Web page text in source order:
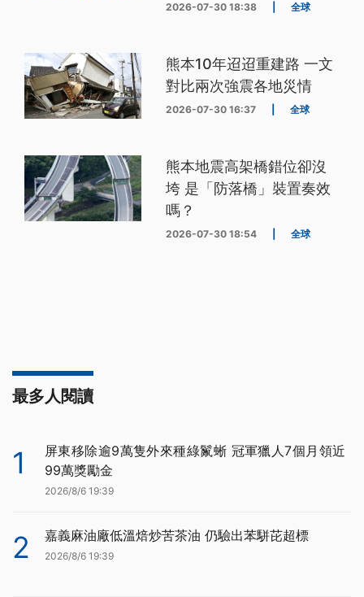
2026-07-30 18:38 全球
熊本10年迢迢重建路 一文
對比兩次強震各地災情
2026-07-30 16:37 全球
熊本地震高架橋錯位卻沒
垮 是「防落橋」裝置奏效
嗎？
2026-07-30 18:54 全球
最多人閱讀
1
屏東移除逾9萬隻外來種綠鬣蜥 冠軍獵人7個月領近
99萬獎勵金
2026/8/6 19:39
2 嘉義麻油廠低溫焙炒苦茶油 仍驗出苯駢芘超標
2026/8/6 19:39